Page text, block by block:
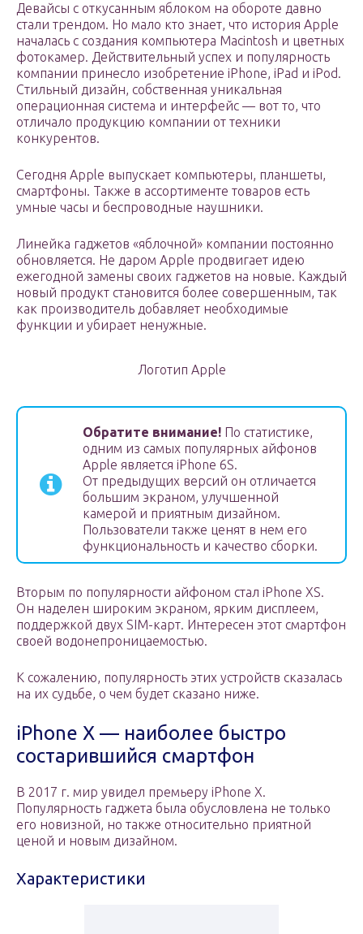
Девайсы с откусанным яблоком на обороте давно
стали трендом. Но мало кто знает, что история Apple
началась с создания компьютера Macintosh и цветных
фотокамер. Действительный успех и популярность
компании принесло изобретение iPhone, iPad и iPod.
Стильный дизайн, собственная уникальная
операционная система и интерфейс — вот то, что
отличало продукцию компании от техники
конкурентов.
Сегодня Apple выпускает компьютеры, планшеты,
смартфоны. Также в ассортименте товаров есть
умные часы и беспроводные наушники.
Линейка гаджетов «яблочной» компании постоянно
обновляется. Не даром Apple продвигает идею
ежегодной замены своих гаджетов на новые. Каждый
новый продукт становится более совершенным, так
как производитель добавляет необходимые
функции и убирает ненужные.
Логотип Apple
Обратите внимание! По статистике,
одним из самых популярных айфонов
Apple является iPhone 6S.
От предыдущих версий он отличается
большим экраном, улучшенной
камерой и приятным дизайном.
Пользователи также ценят в нем его
функциональность и качество сборки.
Вторым по популярности айфоном стал iPhone XS.
Он наделен широким экраном, ярким дисплеем,
поддержкой двух SIM-карт. Интересен этот смартфон
своей водонепроницаемостью.
К сожалению, популярность этих устройств сказалась
на их судьбе, о чем будет сказано ниже.
iPhone X — наиболее быстро
состарившийся смартфон
В 2017 г. мир увидел премьеру iPhone X.
Популярность гаджета была обусловлена не только
его новизной, но также относительно приятной
ценой и новым дизайном.
Характеристики